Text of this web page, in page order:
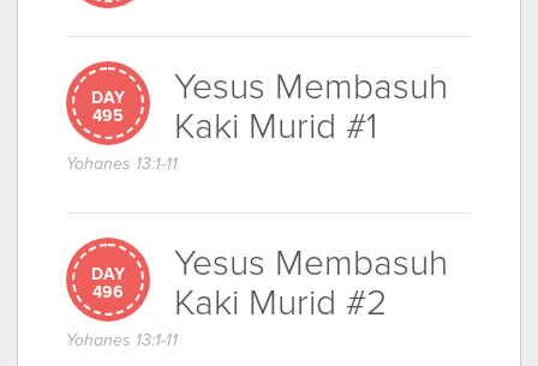
DAY
495
Yesus Membasuh
Kaki Murid #1
Yohanes 13:1-11
DAY
496
Yesus Membasuh
Kaki Murid #2
Yohanes 13:1-11